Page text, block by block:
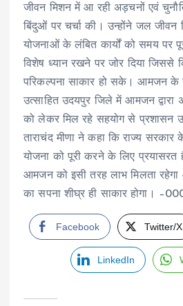
जीवन मिशन में आ रही अड़चनों एवं
बिंदुओं पर चर्चा की। उन्होंने जल जीवन
योजनाओं के लंबित कार्यों को समय पर
विशेष ध्यान रखने पर जोर दिया
परिकल्पना साकार हो सके। आमजन के
उत्साहित उदयपुर जिले में आमजन द्वारा
को लेकर मिल रहे सहयोग से प्रशासन
ताराचंद मीणा ने कहा कि राज्य सरकार
योजना को पूरी करने के लिए
आमजन को इसी तरह लाभ मिलता
का सपना शीघ्र ही साकार होगा।
Facebook Twitter/X
LinkedIn